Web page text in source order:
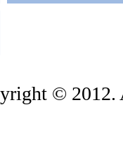
© 2012.